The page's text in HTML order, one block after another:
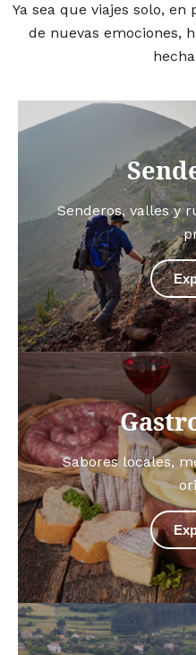
Ya sea que viajes solo,
de nuevas emociones,
Senderos, valles y
Sabores locales,